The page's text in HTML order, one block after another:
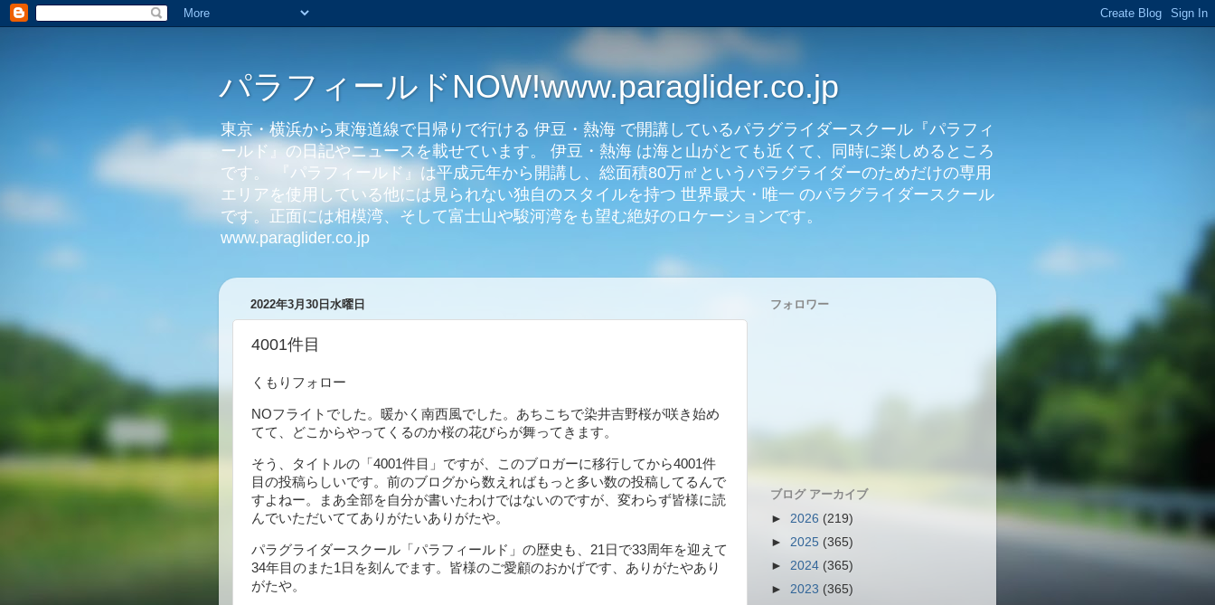
パラフィールドNOW!www.paraglider.co.jp
東京・横浜から東海道線で日帰りで行ける 伊豆・熱海 で開講しているパラグライダースクール『パラフィ
ールド』の日記やニュースを載せています。 伊豆・熱海 は海と山がとても近くて、同時に楽しめるところ
です。 『パラフィールド』は平成元年から開講し、総面積80万㎡というパラグライダーのためだけの専用
エリアを使用している他には見られない独自のスタイルを持つ 世界最大・唯一 のパラグライダースクール
です。正面には相模湾、そして富士山や駿河湾をも望む絶好のロケーションです。
www.paraglider.co.jp
2022年3月30日水曜日
4001件目
くもりフォロー
NOフライトでした。暖かく南西風でした。あちこちで染井吉野桜が咲き始め
てて、どこからやってくるのか桜の花びらが舞ってきます。
そう、タイトルの「4001件目」ですが、このブロガーに移行してから4001件
目の投稿らしいです。前のブログから数えればもっと多い数の投稿してるんで
すよねー。まあ全部を自分が書いたわけではないのですが、変わらず皆様に読
んでいただいててありがたいありがたや。
パラグライダースクール「パラフィールド」の歴史も、21日で33周年を迎えて
34年目のまた1日を刻んでます。皆様のご愛顧のおかげです、ありがたやあり
がたや。
フォロワー
ブログ アーカイブ
► 2026 (219)
► 2025 (365)
► 2024 (365)
► 2023 (365)